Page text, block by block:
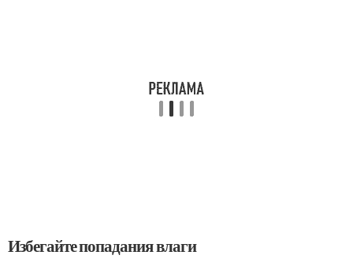
Избегайте попадания влаги